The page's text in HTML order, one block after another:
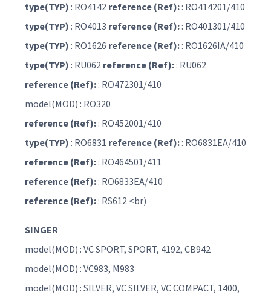
type(TYP) : RO4142 reference (Ref):: RO414201/410
type(TYP) : RO4013 reference (Ref):: RO401301/410
type(TYP) : RO1626 reference (Ref):: RO1626IA/410
type(TYP) : RU062 reference (Ref):: RU062
reference (Ref):: RO472301/410
model(MOD) : RO320
reference (Ref):: RO452001/410
type(TYP) : RO6831 reference (Ref):: RO6831EA/410
reference (Ref):: RO464501/411
reference (Ref):: RO6833EA/410
reference (Ref):: RS612 <br)
SINGER
model(MOD) : VC SPORT, SPORT, 4192, CB942
model(MOD) : VC983, M983
model(MOD) : SILVER, VC SILVER, VC COMPACT, 1400,